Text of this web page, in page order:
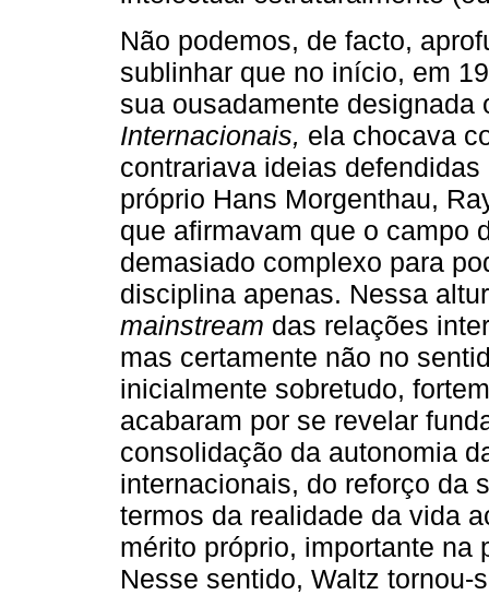
Não podemos, de facto,
sublinhar que no início, em
sua ousadamente designada
Internacionais, ela chocava
contrariava ideias
próprio Hans Morgenthau,
que afirmavam que o campo
demasiado complexo para
disciplina apenas. Nessa
mainstream das relações
mas certamente não no
inicialmente sobretudo,
acabaram por se revelar
consolidação da autonomia
internacionais, do reforço da
termos da realidade da vida
mérito próprio, importante na
Nesse sentido, Waltz tornou-